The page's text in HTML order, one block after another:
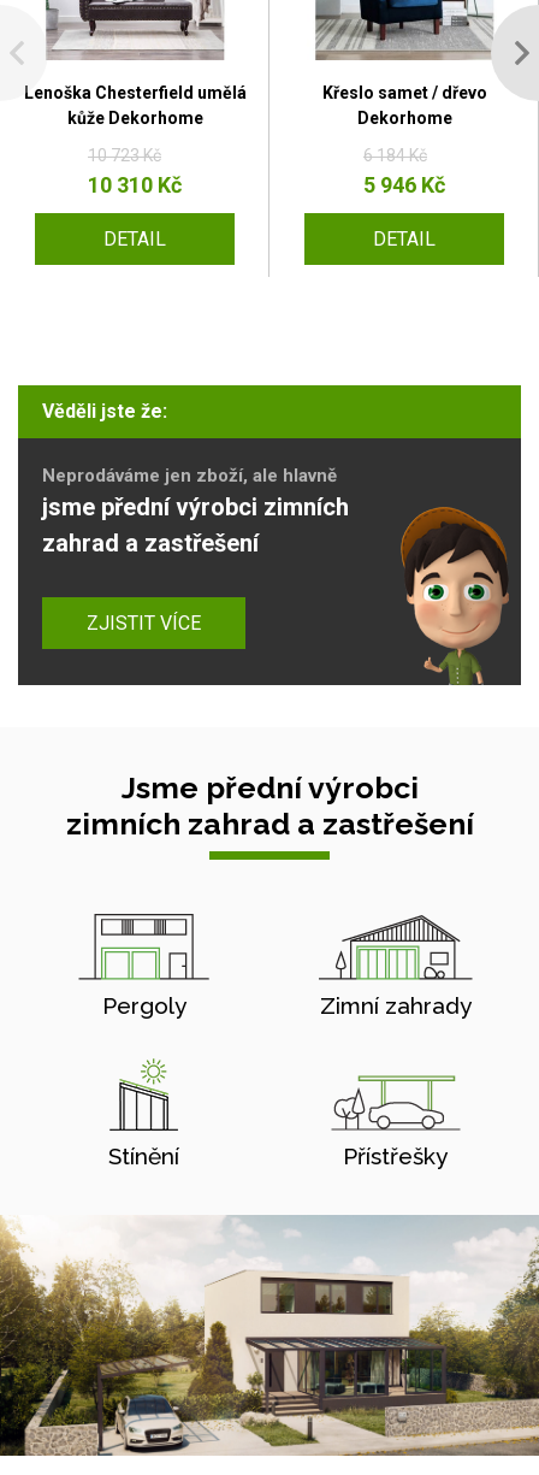
Lenoška Chesterfield umělá
kůže Dekorhome
10 723 Kč
10 310 Kč
DETAIL
Křeslo samet / dřevo
Dekorhome
6 184 Kč
5 946 Kč
DETAIL
Věděli jste že:
Neprodáváme jen zboží, ale hlavně
jsme přední výrobci zimních
zahrad a zastřešení
ZJISTIT VÍCE
Jsme přední výrobci
zimních zahrad a zastřešení
Pergoly Zimní zahrady
Stínění Přístřešky